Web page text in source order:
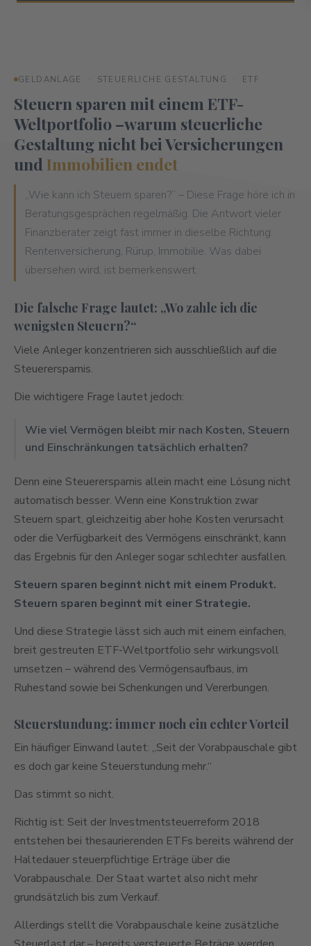
GELDANLAGE · STEUERLICHE GESTALTUNG · ETF
Steuern sparen mit einem ETF-
Weltportfolio –warum steuerliche
Gestaltung nicht bei Versicherungen
und Immobilien endet
„Wie kann ich Steuern sparen?“ – Diese Frage höre ich in
Beratungsgesprächen regelmäßig. Die Antwort vieler
Finanzberater zeigt fast immer in dieselbe Richtung:
Rentenversicherung, Rürup, Immobilie. Was dabei
übersehen wird, ist bemerkenswert.
Die falsche Frage lautet: „Wo zahle ich die
wenigsten Steuern?“
Viele Anleger konzentrieren sich ausschließlich auf die
Steuerersparnis.
Die wichtigere Frage lautet jedoch:
Wie viel Vermögen bleibt mir nach Kosten, Steuern
und Einschränkungen tatsächlich erhalten?
Denn eine Steuerersparnis allein macht eine Lösung nicht
automatisch besser. Wenn eine Konstruktion zwar
Steuern spart, gleichzeitig aber hohe Kosten verursacht
oder die Verfügbarkeit des Vermögens einschränkt, kann
das Ergebnis für den Anleger sogar schlechter ausfallen.
Steuern sparen beginnt nicht mit einem Produkt.
Steuern sparen beginnt mit einer Strategie.
Und diese Strategie lässt sich auch mit einem einfachen,
breit gestreuten ETF-Weltportfolio sehr wirkungsvoll
umsetzen – während des Vermögensaufbaus, im
Ruhestand sowie bei Schenkungen und Vererbungen.
Steuerstundung: immer noch ein echter Vorteil
Ein häufiger Einwand lautet: „Seit der Vorabpauschale gibt
es doch gar keine Steuerstundung mehr.“
Das stimmt so nicht.
Richtig ist: Seit der Investmentsteuerreform 2018
entstehen bei thesaurierenden ETFs bereits während der
Haltedauer steuerpflichtige Erträge über die
Vorabpauschale. Der Staat wartet also nicht mehr
grundsätzlich bis zum Verkauf.
Allerdings stellt die Vorabpauschale keine zusätzliche